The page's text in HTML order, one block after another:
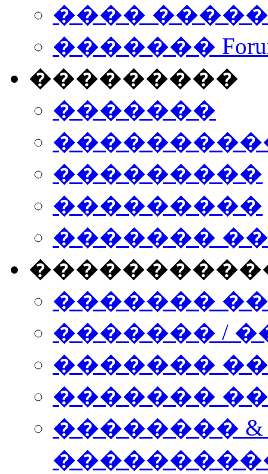
����
�������
���������
�������
���������
���������
�������
�������
������� /
�������
������� ���
��������